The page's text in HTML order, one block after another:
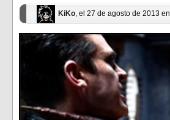
KiKo, el 27 de agosto de 2013 en